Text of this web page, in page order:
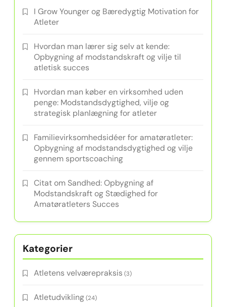
I Grow Younger og Bæredygtig Motivation for
Atleter
Hvordan man lærer sig selv at kende:
Opbygning af modstandskraft og vilje til
atletisk succes
Hvordan man køber en virksomhed uden
penge: Modstandsdygtighed, vilje og
strategisk planlægning for atleter
Familievirksomhedsidéer for amatøratleter:
Opbygning af modstandsdygtighed og vilje
gennem sportscoaching
Citat om Sandhed: Opbygning af
Modstandskraft og Stædighed for
Amatøratleters Succes
Kategorier
Atletens velværepraksis (3)
Atletudvikling(24)